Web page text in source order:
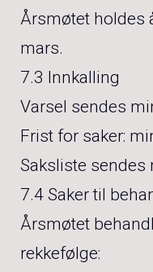
Årsmøtet holdes
mars.
7.3 Innkalling
Varsel sendes
Frist for saker:
Saksliste
7.4 Saker til
Årsmøtet
rekkefølge: